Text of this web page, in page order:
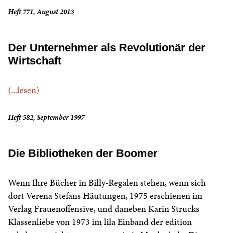
Heft 771, August 2013
Der Unternehmer als Revolutionär der
Wirtschaft
(...lesen)
Heft 582, September 1997
Die Bibliotheken der Boomer
Wenn Ihre Bücher in Billy-Regalen stehen, wenn sich
dort Verena Stefans Häutungen, 1975 erschienen im
Verlag Frauenoffensive, und daneben Karin Strucks
Klassenliebe von 1973 im lila Einband der edition